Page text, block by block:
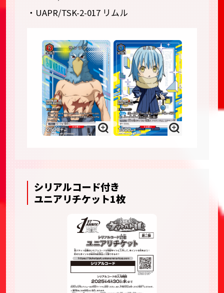
・UAPR/TSK-2-017 リムル
シリアルコード付き
ユニアリチケット1枚